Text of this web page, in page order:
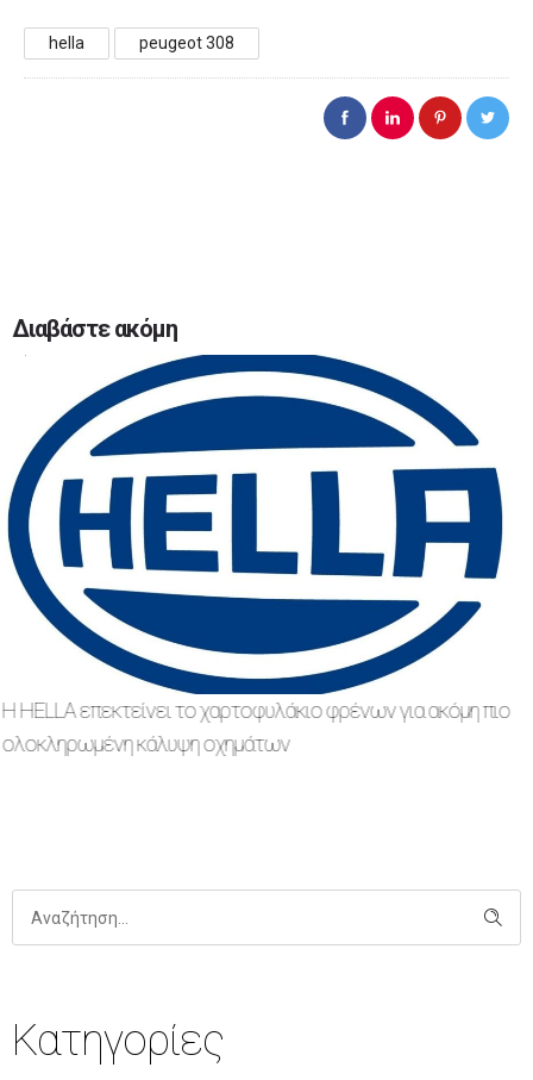
hella peugeot 308
Διαβάστε ακόμη
0 0
Όροι και προϋποθέσεις Διαγωνισμού BILSTEIN Summer
Giveaway by ELECTRA HELLA’S
Κατηγορίες